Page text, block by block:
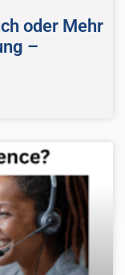
oder Mehr
–